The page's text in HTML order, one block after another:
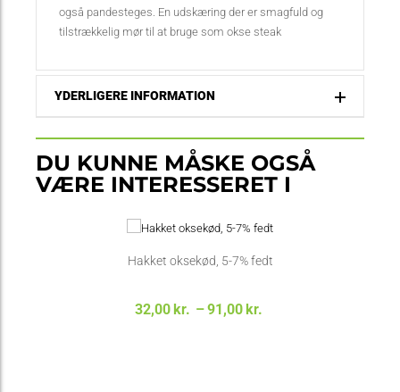
også pandesteges. En udskæring der er smagfuld og
tilstrækkelig mør til at bruge som okse steak
YDERLIGERE INFORMATION
DU KUNNE MÅSKE OGSÅ
VÆRE INTERESSERET I
Hakket oksekød, 5-7% fedt
32,00kr. –91,00kr.